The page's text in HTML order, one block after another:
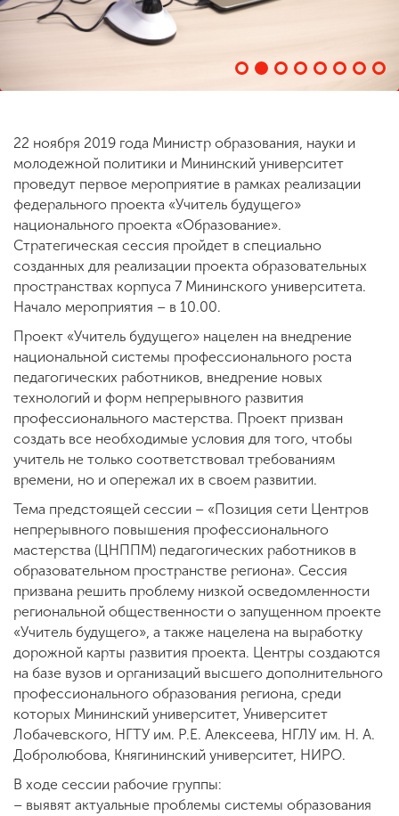
22 ноября 2019 года Министр образования, науки и
молодежной политики и Мининский университет
проведут первое мероприятие в рамках реализации
федерального проекта «Учитель будущего»
национального проекта «Образование».
Стратегическая сессия пройдет в специально
созданных для реализации проекта образовательных
пространствах корпуса 7 Мининского университета.
Начало мероприятия – в 10.00.
Проект «Учитель будущего» нацелен на внедрение
национальной системы профессионального роста
педагогических работников, внедрение новых
технологий и форм непрерывного развития
профессионального мастерства. Проект призван
создать все необходимые условия для того, чтобы
учитель не только соответствовал требованиям
времени, но и опережал их в своем развитии.
Тема предстоящей сессии – «Позиция сети Центров
непрерывного повышения профессионального
мастерства (ЦНППМ) педагогических работников в
образовательном пространстве региона». Сессия
призвана решить проблему низкой осведомленности
региональной общественности о запущенном проекте
«Учитель будущего», а также нацелена на выработку
дорожной карты развития проекта. Центры создаются
на базе вузов и организаций высшего дополнительного
профессионального образования региона, среди
которых Мининский университет, Университет
Лобачевского, НГТУ им. Р.Е. Алексеева, НГЛУ им. Н. А.
Добролюбова, Княгининский университет, НИРО.
В ходе сессии рабочие группы:
– выявят актуальные проблемы системы образования